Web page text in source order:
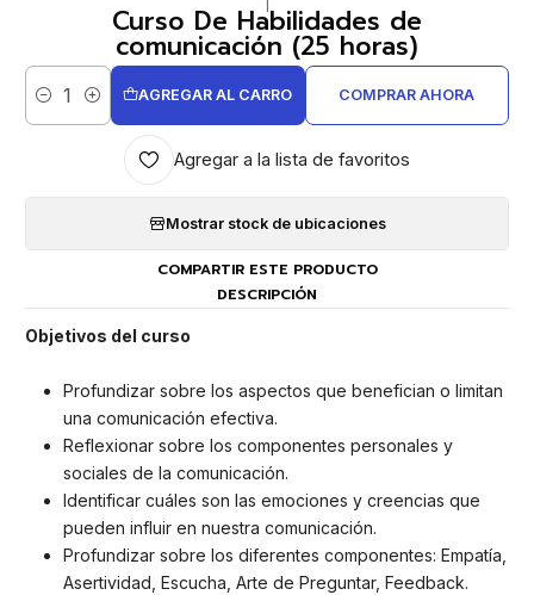
Curso De Habilidades de
comunicación (25 horas)
Cantidad
AGREGAR AL CARRO COMPRAR AHORA
Agregar a la lista de favoritos
Mostrar stock de ubicaciones
COMPARTIR ESTE PRODUCTO
DESCRIPCIÓN
Objetivos del curso
Profundizar sobre los aspectos que benefician o limitan
una comunicación efectiva.
Reflexionar sobre los componentes personales y
sociales de la comunicación.
Identificar cuáles son las emociones y creencias que
pueden influir en nuestra comunicación.
Profundizar sobre los diferentes componentes: Empatía,
Asertividad, Escucha, Arte de Preguntar, Feedback.